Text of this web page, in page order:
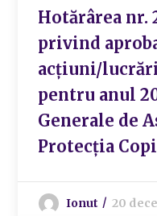
Hotărârea nr.
privind
acțiuni/
pentru anul
Generale de
Protecția
Ionut 20